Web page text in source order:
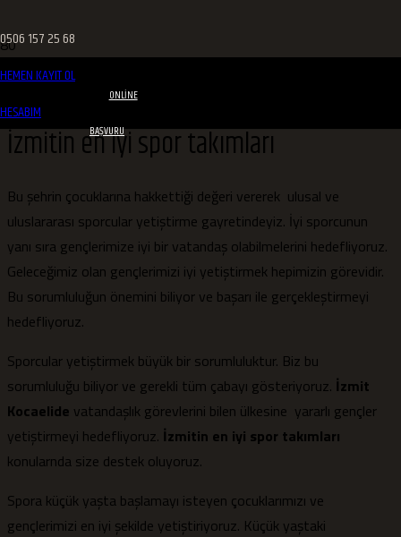
0506 157 25 68
HEMEN KAYIT OL
HESABIM
ONLINE
BAŞVURU
İzmitin en iyi spor takımları
Bu şehrin çocuklarına hakkettiği değeri vererek ulusal ve
uluslararası sporcular yetiştirme gayretindeyiz. İyi sporcunun
yanı sıra gençlerimize iyi bir vatandaş olabilmelerini hedefliyoruz.
Geleceğimiz olan gençlerimizi iyi yetiştirmek hepimizin görevidir.
Bu sorumluluğun önemini biliyor ve başarı ile gerçekleştirmeyi
hedefliyoruz.
Sporcular yetiştirmek büyük bir sorumluluktur. Biz bu
sorumluluğu biliyor ve gerekli tüm çabayı gösteriyoruz. İzmit
Kocaelide vatandaşlık görevlerini bilen ülkesine yararlı gençler
yetiştirmeyi hedefliyoruz. İzmitin en iyi spor takımları
konularnda size destek oluyoruz.
Spora küçük yaşta başlamayı isteyen çocuklarımızı ve
gençlerimizi en iyi şekilde yetiştiriyoruz. Küçük yaştaki